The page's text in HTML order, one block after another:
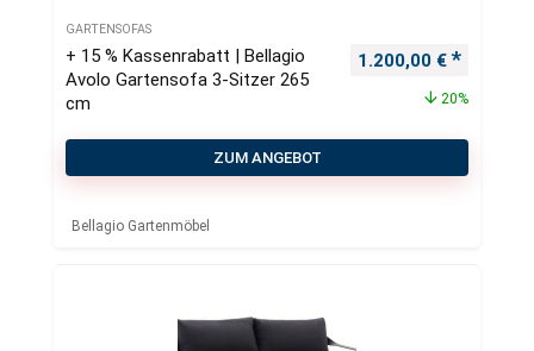
GARTENSOFAS
+ 15 % Kassenrabatt | Bellagio
Avolo Gartensofa 3-Sitzer 265
cm
Ursprünglicher
1.200,00 €
20%
ZUM ANGEBOT
Bellagio Gartenmöbel